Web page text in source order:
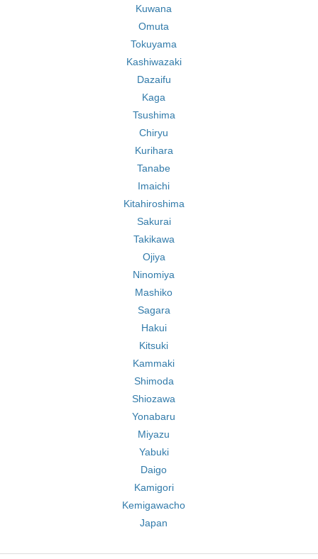
Kuwana
Omuta
Tokuyama
Kashiwazaki
Dazaifu
Kaga
Tsushima
Chiryu
Kurihara
Tanabe
Imaichi
Kitahiroshima
Sakurai
Takikawa
Ojiya
Ninomiya
Mashiko
Sagara
Hakui
Kitsuki
Kammaki
Shimoda
Shiozawa
Yonabaru
Miyazu
Yabuki
Daigo
Kamigori
Kemigawacho
Japan